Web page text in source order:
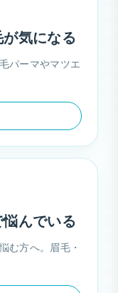
気になる
パーマやマツエ
んでいる
む方へ。眉毛・